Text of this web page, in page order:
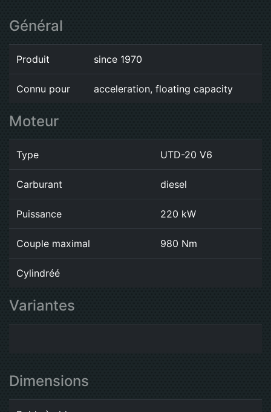
Général
Produit since 1970
Connu pour acceleration, floating capacity
Moteur
Type UTD-20 V6
Carburant diesel
Puissance 220 kW
Couple maximal 980 Nm
Cylindréé
Variantes
Dimensions